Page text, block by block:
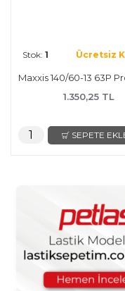
Stok: 1 Ücretsiz
1.350,25 TL
SEPETE